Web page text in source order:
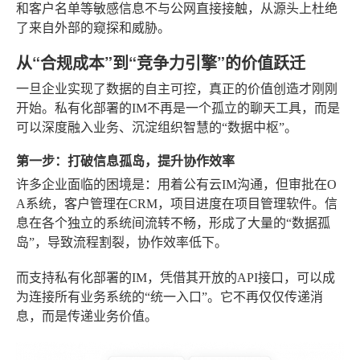
和客户名单等敏感信息不与公网直接接触，从源头上杜绝
了来自外部的窥探和威胁。
从“合规成本”到“竞争力引擎”的价值跃迁
一旦企业实现了数据的自主可控，真正的价值创造才刚刚
开始。私有化部署的IM不再是一个孤立的聊天工具，而是
可以深度融入业务、沉淀组织智慧的“数据中枢”。
第一步：打破信息孤岛，提升协作效率
许多企业面临的困境是：用着公有云IM沟通，但审批在O
A系统，客户管理在CRM，项目进度在项目管理软件。信
息在各个独立的系统间流转不畅，形成了大量的“数据孤
岛”，导致流程割裂，协作效率低下。
而支持私有化部署的IM，凭借其开放的API接口，可以成
为连接所有业务系统的“统一入口”。它不再仅仅传递消
息，而是传递业务价值。